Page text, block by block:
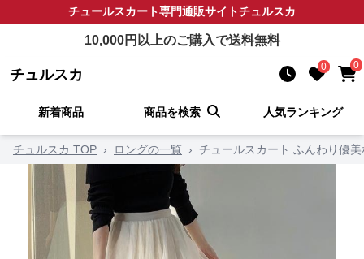
チュールスカート専門通販サイトチュルスカ
10,000円以上のご購入で送料無料
チュルスカ 0 0
新着商品 商品を検索 人気ランキング
チュルスカ TOP › ロングの一覧 › チュールスカート ふんわり優